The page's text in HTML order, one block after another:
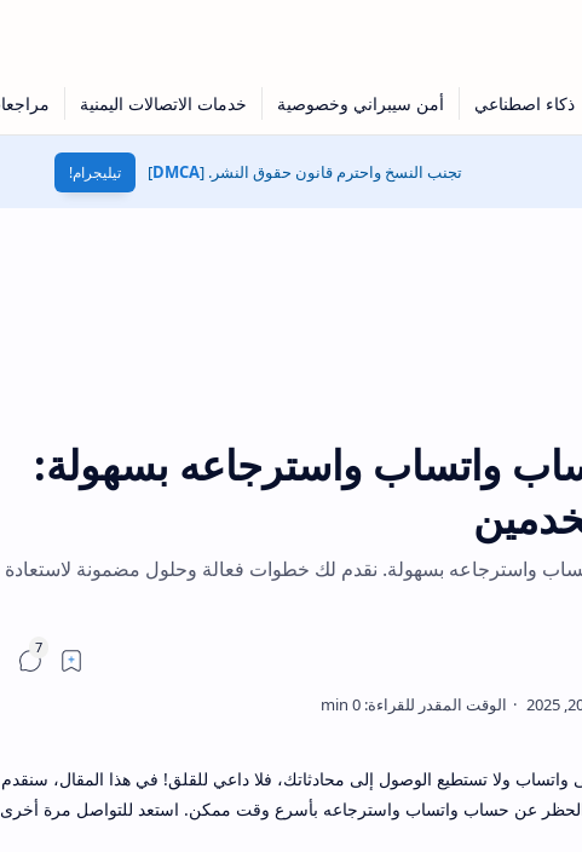
تجنب النسخ واحترم قانون حقوق النشر. [DMCA
] تيليجرام!
واتساب واسترجاعه بسهولة:
واسترجاعه بسهولة. نقدم لك خطوات فعالة وحلول مضمونة لاستعادة
ولا تستطيع الوصول إلى محادثاتك، فلا داعي للقلق! في هذا المقال، سنقدم
الحظر عن حساب واتساب واسترجاعه بأسرع وقت ممكن. استعد للتواصل مرة أخرى